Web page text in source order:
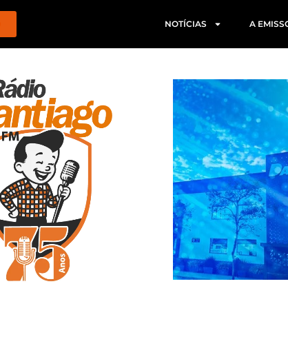
NOTÍCIAS A